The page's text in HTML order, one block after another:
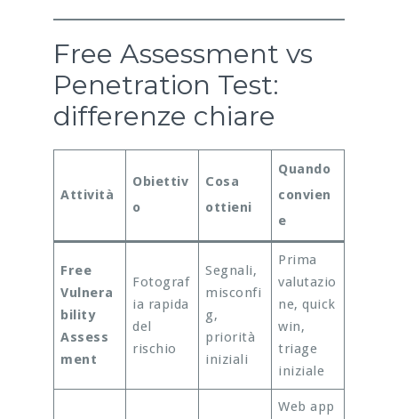
Free Assessment vs
Penetration Test:
differenze chiare
Attività
Obiettiv
o
Cosa
ottieni
Quando
convien
e
Free
Vulnera
bility
Assess
ment
Fotograf
ia rapida
del
rischio
Segnali,
misconfi
g,
priorità
iniziali
Prima
valutazio
ne, quick
win,
triage
iniziale
Web app